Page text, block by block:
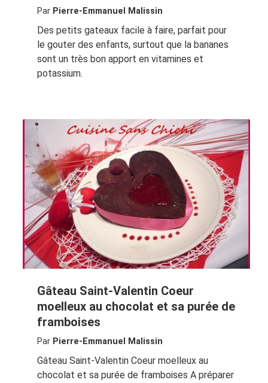
Par Pierre-Emmanuel Malissin
Des petits gateaux facile à faire, parfait pour
le gouter des enfants, surtout que la bananes
sont un très bon apport en vitamines et
potassium.
Gâteau Saint-Valentin Coeur
moelleux au chocolat et sa purée de
framboises
Par Pierre-Emmanuel Malissin
Gâteau Saint-Valentin Coeur moelleux au
chocolat et sa purée de framboises A préparer